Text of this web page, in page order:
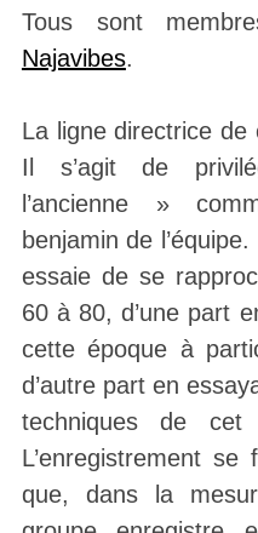
Tous sont
Najavibes.
La ligne directrice
Il s’agit de
l’ancienne »
benjamin de
essaie de se
60 à 80, d’une part
cette époque à
d’autre part en
techniques de
L’enregistrement
que, dans la